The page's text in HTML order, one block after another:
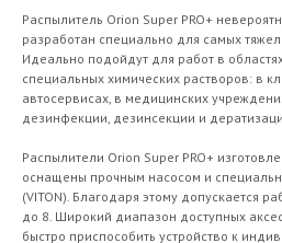
Распылитель Orion Super PRO+
разработан специально для самых
Идеально подойдут для работ в
специальных химических растворов: в
автосервисах, в медицинских
дезинфекции, дезинсекции и
Распылители Orion Super PRO+
оснащены прочным насосом и
(VITON). Благодаря этому допускается
до 8. Широкий диапазон доступных
быстро приспособить устройство к